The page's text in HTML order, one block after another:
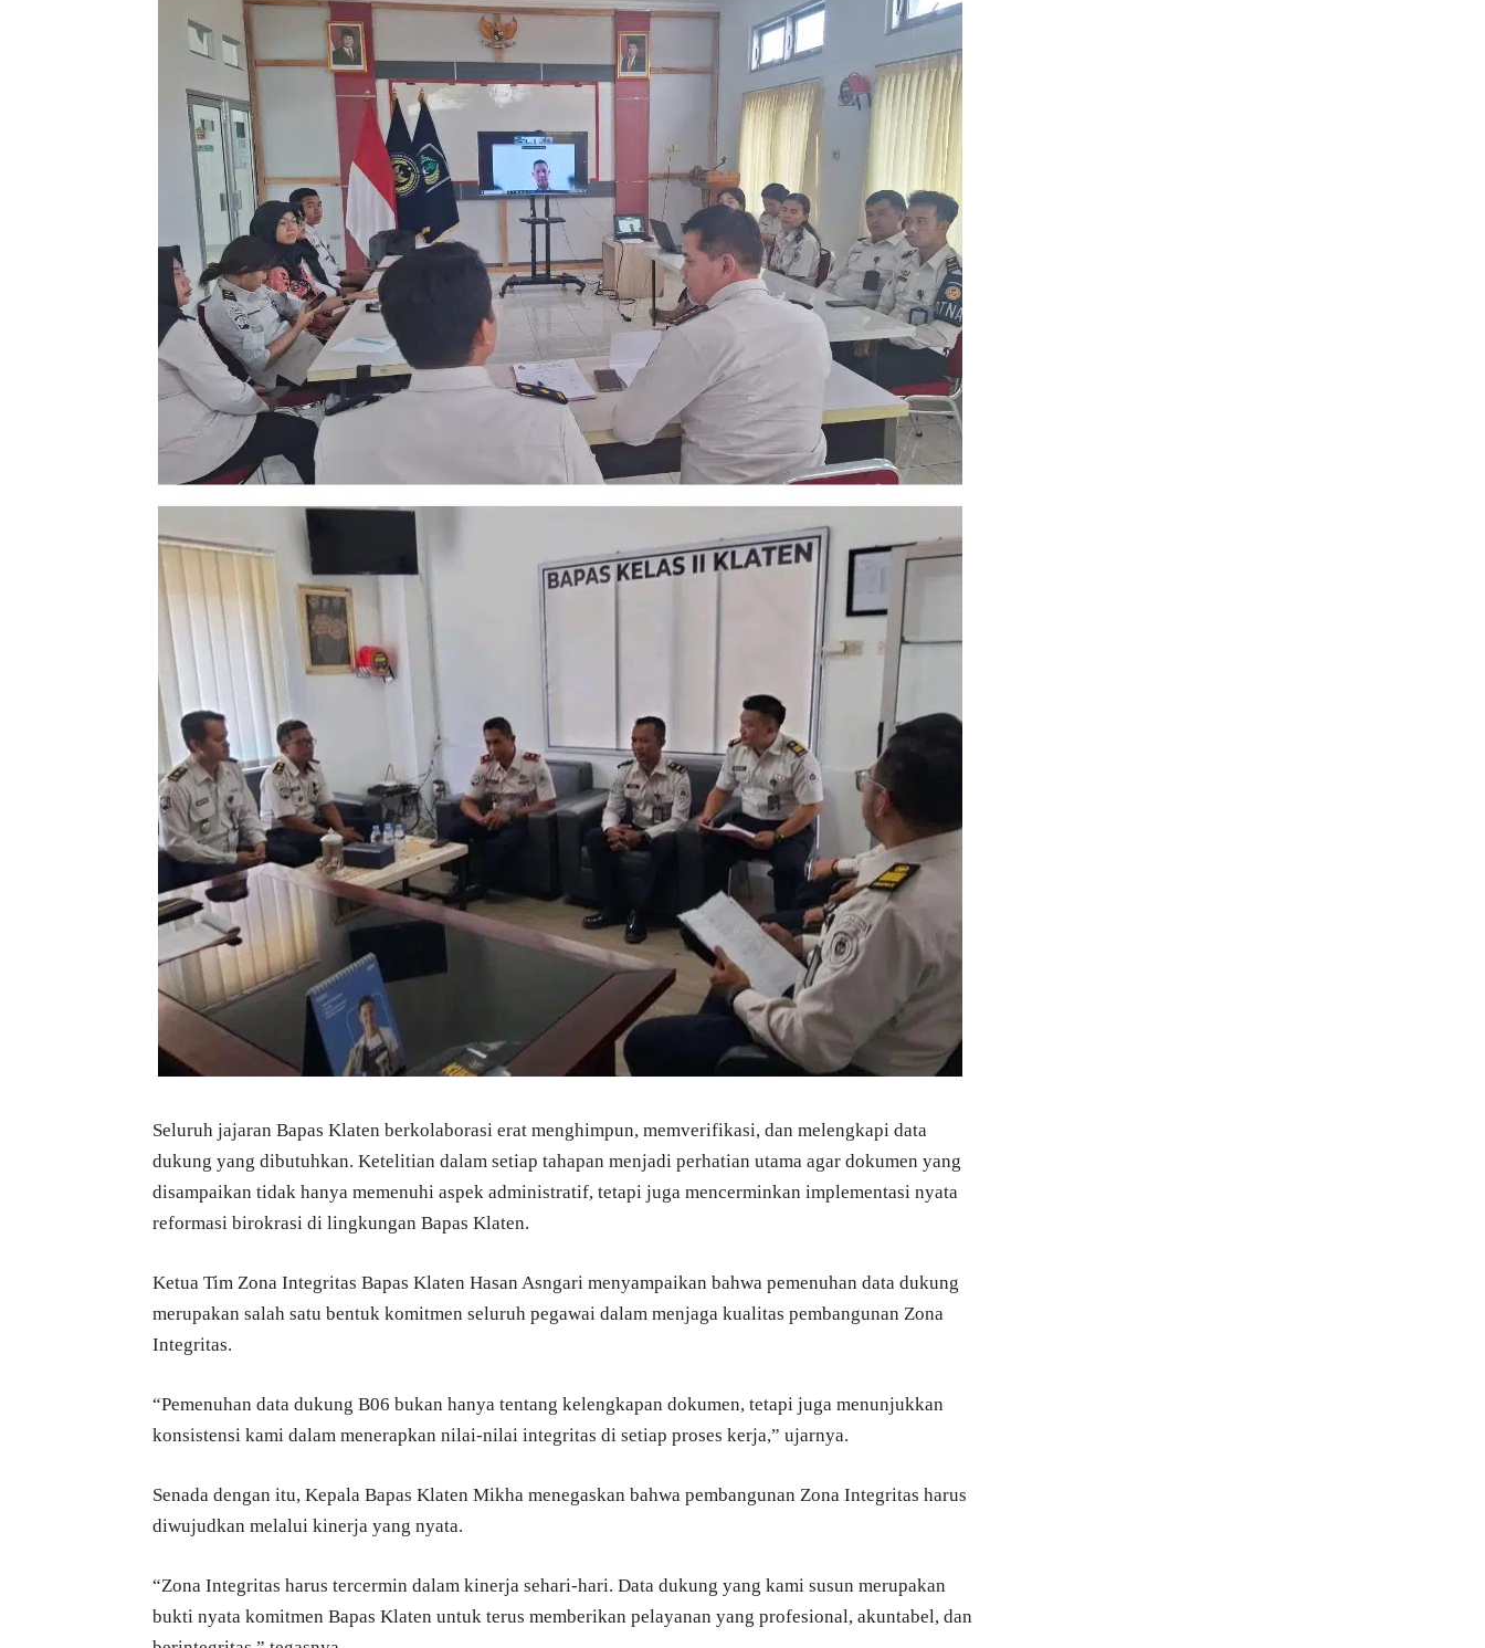
Seluruh jajaran Bapas Klaten berkolaborasi erat menghimpun, memverifikasi, dan melengkapi data
dukung yang dibutuhkan. Ketelitian dalam setiap tahapan menjadi perhatian utama agar dokumen yang
disampaikan tidak hanya memenuhi aspek administratif, tetapi juga mencerminkan implementasi nyata
reformasi birokrasi di lingkungan Bapas Klaten.
Ketua Tim Zona Integritas Bapas Klaten Hasan Asngari menyampaikan bahwa pemenuhan data dukung
merupakan salah satu bentuk komitmen seluruh pegawai dalam menjaga kualitas pembangunan Zona
Integritas.
“Pemenuhan data dukung B06 bukan hanya tentang kelengkapan dokumen, tetapi juga menunjukkan
konsistensi kami dalam menerapkan nilai-nilai integritas di setiap proses kerja,” ujarnya.
Senada dengan itu, Kepala Bapas Klaten Mikha menegaskan bahwa pembangunan Zona Integritas harus
diwujudkan melalui kinerja yang nyata.
“Zona Integritas harus tercermin dalam kinerja sehari-hari. Data dukung yang kami susun merupakan
bukti nyata komitmen Bapas Klaten untuk terus memberikan pelayanan yang profesional, akuntabel, dan